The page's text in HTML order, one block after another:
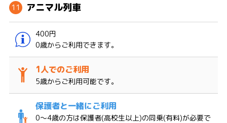
アニマル列車
400円
0歳からご利用できます。
5歳からご利用可能です。
0〜4歳の方は保護者(高校生以上)の同乗(有料)が必要で